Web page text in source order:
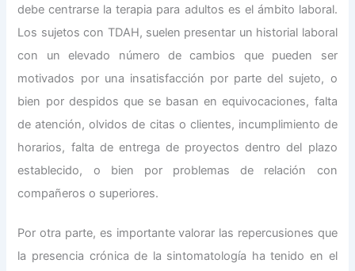
debe centrarse la terapia para adultos es el ámbito laboral.
Los sujetos con TDAH, suelen presentar un historial laboral
con un elevado número de cambios que pueden ser
motivados por una insatisfacción por parte del sujeto, o
bien por despidos que se basan en equivocaciones, falta
de atención, olvidos de citas o clientes, incumplimiento de
horarios, falta de entrega de proyectos dentro del plazo
establecido, o bien por problemas de relación con
compañeros o superiores.
Por otra parte, es importante valorar las repercusiones que
la presencia crónica de la sintomatología ha tenido en el